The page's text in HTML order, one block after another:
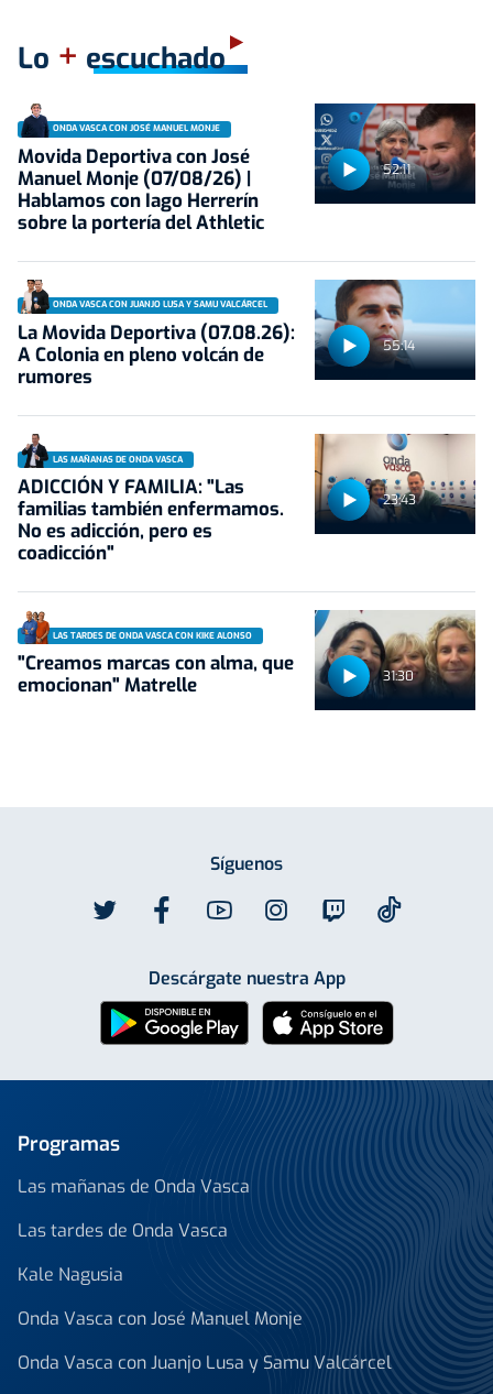
Lo + escuchado
52:11
ONDA VASCA CON JOSÉ MANUEL MONJE
Movida Deportiva con José
Manuel Monje (07/08/26) |
Hablamos con Iago Herrerín
sobre la portería del Athletic
55:14
ONDA VASCA CON JUANJO LUSA Y SAMU VALCÁRCEL
La Movida Deportiva (07.08.26):
A Colonia en pleno volcán de
rumores
23:43
LAS MAÑANAS DE ONDA VASCA
ADICCIÓN Y FAMILIA: "Las
familias también enfermamos.
No es adicción, pero es
coadicción"
31:30
LAS TARDES DE ONDA VASCA CON KIKE ALONSO
"Creamos marcas con alma, que
emocionan" Matrelle
Síguenos
Descárgate nuestra App
Programas
Las mañanas de Onda Vasca
Las tardes de Onda Vasca
Kale Nagusia
Onda Vasca con José Manuel Monje
Onda Vasca con Juanjo Lusa y Samu Valcárcel